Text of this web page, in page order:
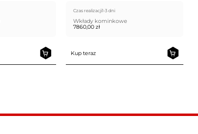
Czas realizacji1-3 dni
Wkłady kominkowe
7860,00zł
Kup teraz